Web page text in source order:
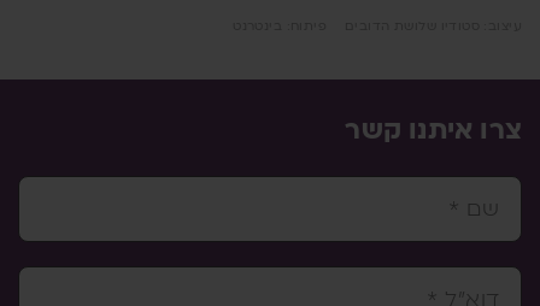
צרו איתנו קשר
שם *
דוא"ל *